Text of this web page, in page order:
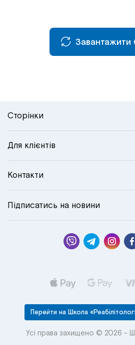
Завантажити
Сторінки
Для клієнтів
Контакти
Підписатись на новини
Перейти на Школа
Усі права захищено © 2026 -